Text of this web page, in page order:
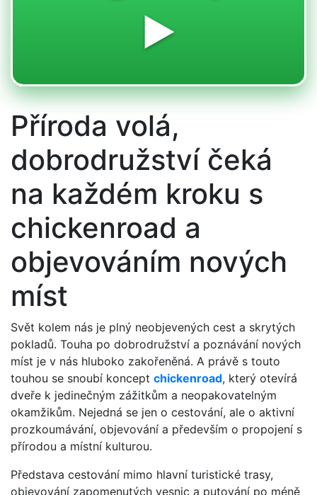
▶️
Příroda volá,
dobrodružství čeká
na každém kroku s
chickenroad a
objevováním nových
míst
Svět kolem nás je plný neobjevených cest a skrytých
pokladů. Touha po dobrodružství a poznávání nových
míst je v nás hluboko zakořeněná. A právě s touto
touhou se snoubí koncept chickenroad, který otevírá
dveře k jedinečným zážitkům a neopakovatelným
okamžikům. Nejedná se jen o cestování, ale o aktivní
prozkoumávání, objevování a především o propojení s
přírodou a místní kulturou.
Představa cestování mimo hlavní turistické trasy,
objevování zapomenutých vesnic a putování po méně